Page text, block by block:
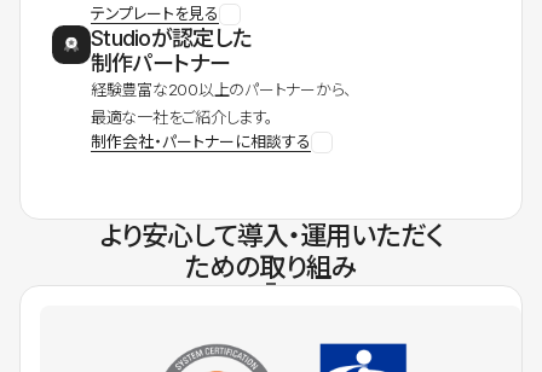
テンプレートを見る
Studioが認定した
制作パートナー
経験豊富な200以上のパートナーから、
最適な一社をご紹介します。
制作会社・パートナーに相談する
より安心して導入・運用いただく
ための取り組み